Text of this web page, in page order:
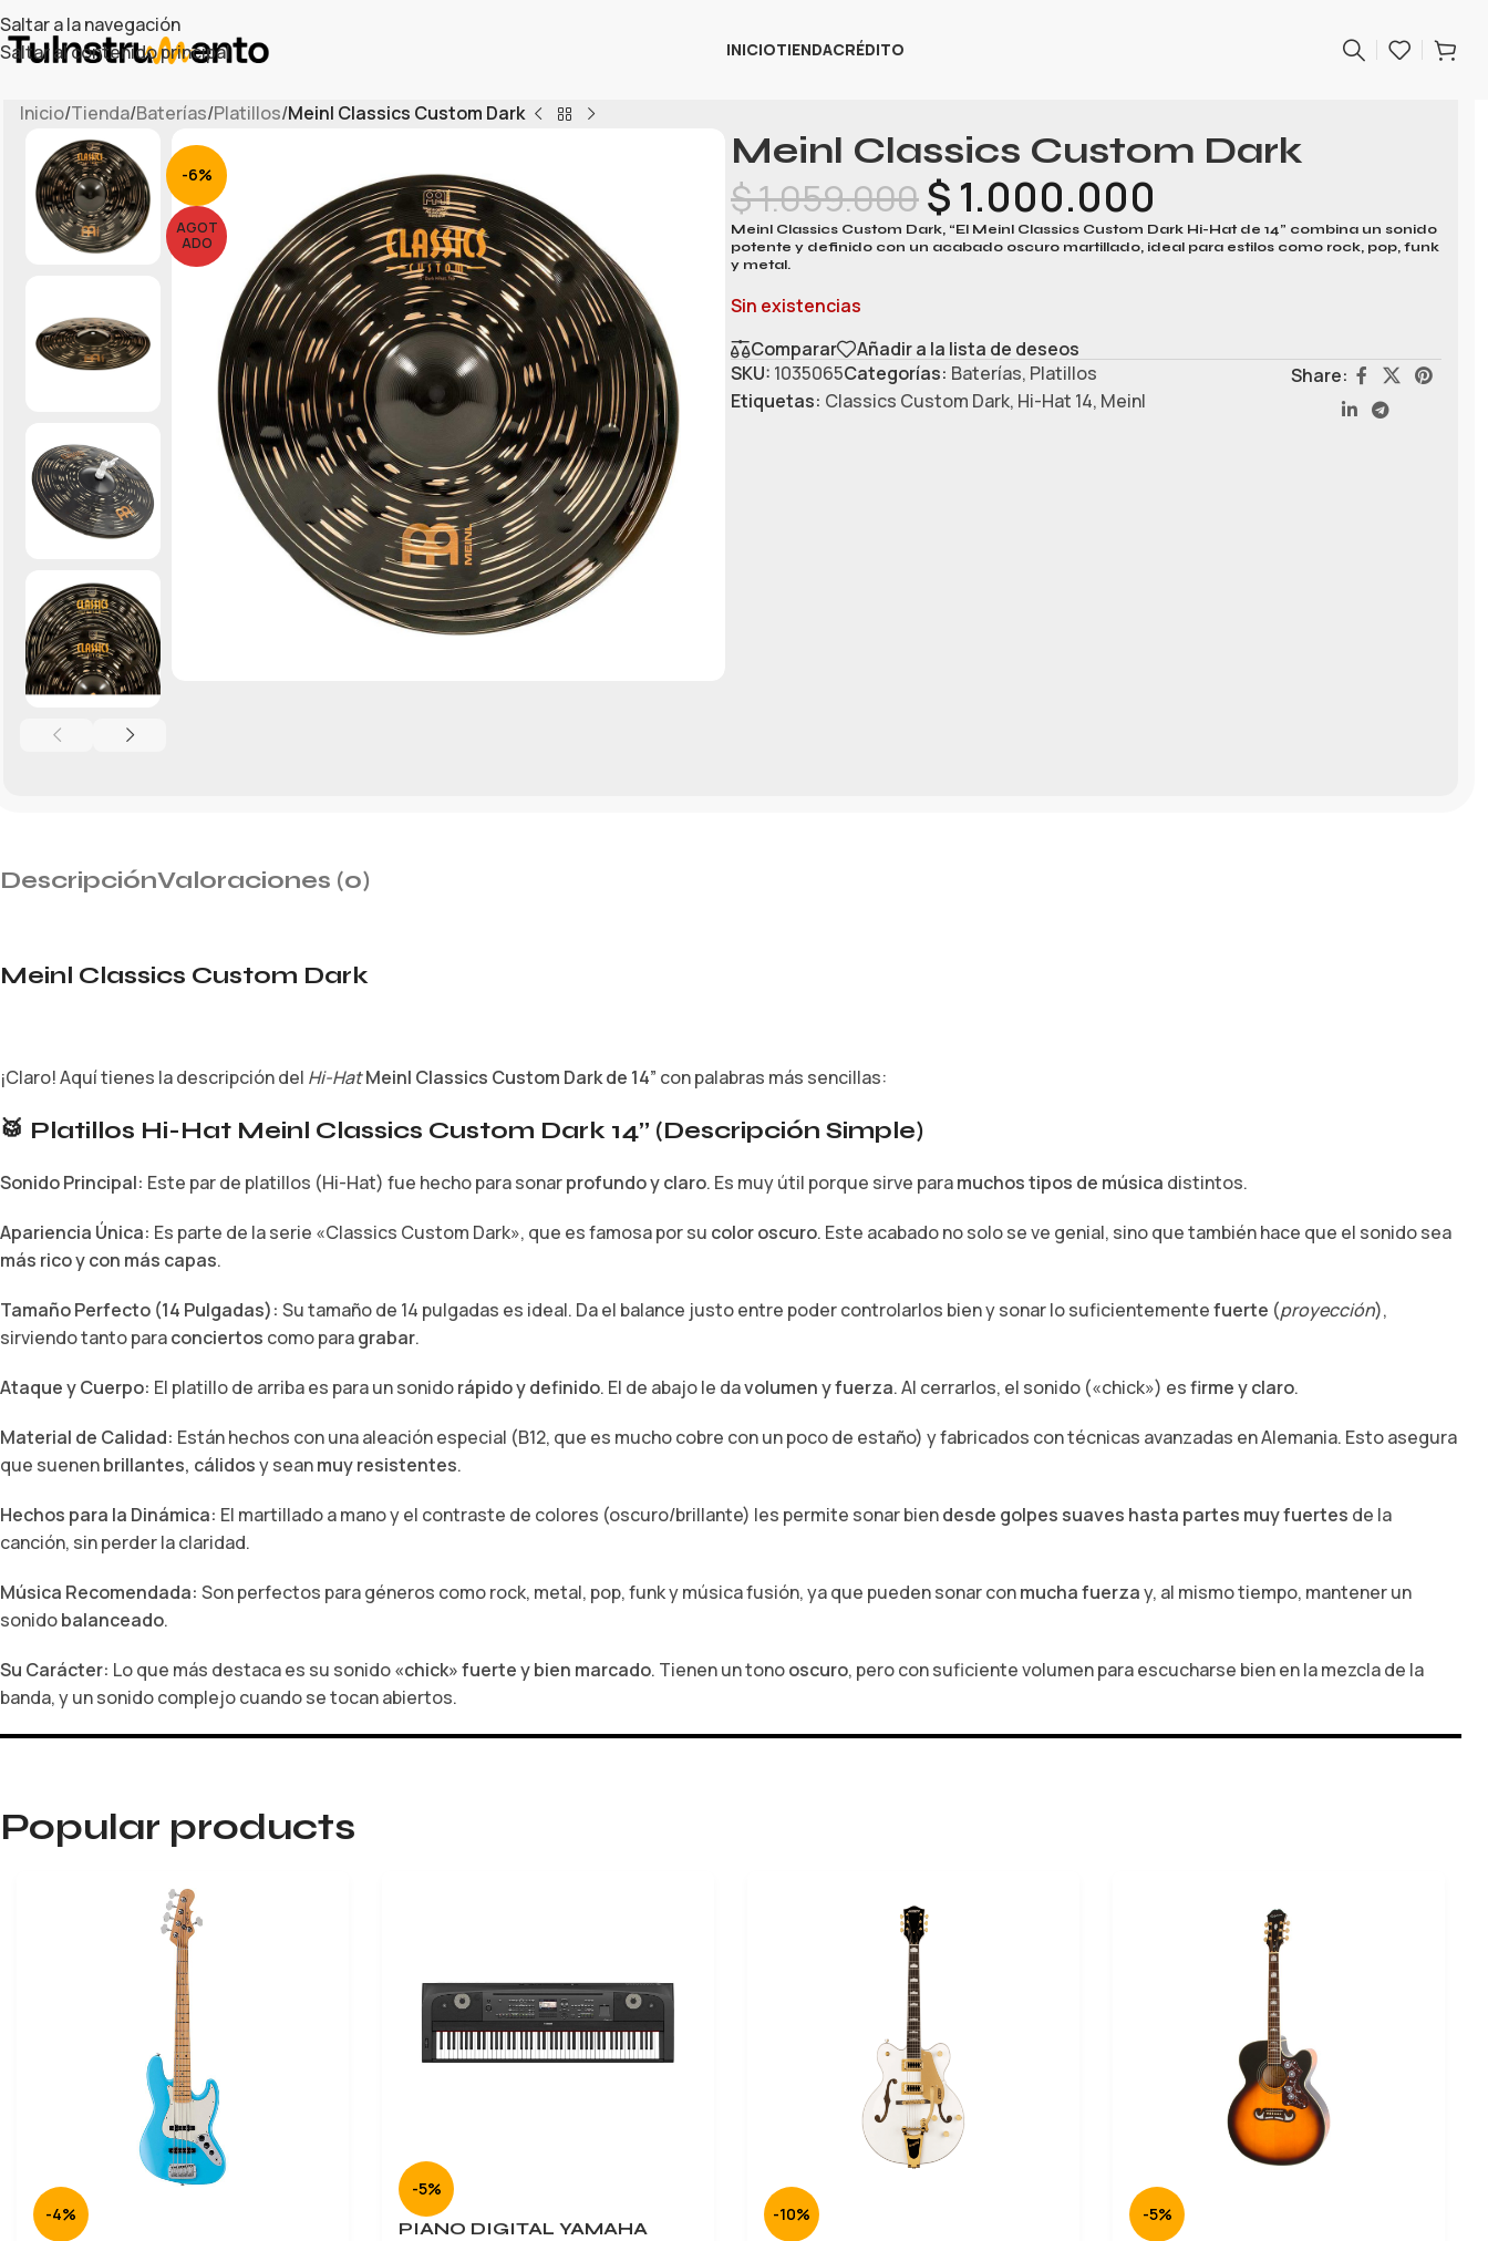
Saltar a la navegación
Saltar al contenido principal
INICIOTIENDACRÉDITO
Inicio/Tienda/Baterías/Platillos/Meinl Classics Custom Dark
-6%
AGOT
ADO
Meinl Classics Custom Dark
$1.059.000$ 1.000.000
Meinl Classics Custom Dark, “El Meinl Classics Custom Dark Hi-Hat de 14” combina un sonido
potente y definido con un acabado oscuro martillado, ideal para estilos como rock, pop, funk
y metal.
Sin existencias
Comparar
Añadir a la lista de deseos
SKU: 1035065Categorías: Baterías, Platillos
Etiquetas: Classics Custom Dark, Hi-Hat 14, Meinl
Share:
DescripciónValoraciones (0)
Meinl Classics Custom Dark
¡Claro! Aquí tienes la descripción del Hi-HatMeinl Classics Custom Dark de 14” con palabras más sencillas:
🥁 Platillos Hi-Hat Meinl Classics Custom Dark 14” (Descripción Simple)
Sonido Principal: Este par de platillos (Hi-Hat) fue hecho para sonarprofundo y claro. Es muy útil porque sirve paramuchos tipos de música distintos.
Apariencia Única: Es parte de la serie «Classics Custom Dark», que es famosa por su color oscuro. Este acabado no solo se ve genial, sino que también hace que el sonido sea
más rico y con más capas.
Tamaño Perfecto (14 Pulgadas): Su tamaño de 14 pulgadas es ideal. Da el balance justo entre poder controlarlos bien y sonar lo suficientementefuerte (proyección),
sirviendo tanto paraconciertos como paragrabar.
Ataque y Cuerpo: El platillo de arriba es para un sonidorápido y definido. El de abajo le davolumen y fuerza. Al cerrarlos, el sonido («chick») esfirme y claro.
Material de Calidad: Están hechos con una aleación especial (B12, que es mucho cobre con un poco de estaño) y fabricados con técnicas avanzadas en Alemania. Esto asegura
que suenenbrillantes, cálidosy seanmuy resistentes.
Hechos para la Dinámica: El martillado a mano y el contraste de colores (oscuro/brillante) les permite sonar biendesde golpes suaves hasta partes muy fuertes de la
canción, sin perder la claridad.
Música Recomendada: Son perfectos para géneros como rock, metal, pop, funk y música fusión, ya que pueden sonar conmucha fuerzay, al mismo tiempo, mantener un
sonidobalanceado.
Su Carácter: Lo que más destaca es su sonido«chick» fuerte y bien marcado. Tienen un tonooscuro, pero con suficiente volumen para escucharse bien en la mezcla de la
banda, y un sonido complejo cuando se tocan abiertos.
Popular products
-4%
-5%
PIANO DIGITAL YAMAHA
-10%
-5%